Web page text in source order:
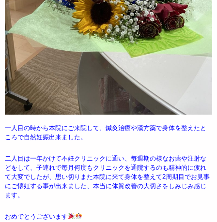
一人目の時から本院にご来院して、鍼灸治療や漢方薬で身体を整えたと
ころで自然妊娠出来ました。
二人目は一年かけて不妊クリニックに通い、毎週期の様なお薬や注射な
どをして、子連れで毎月何度もクリニックを通院するのも精神的に疲れ
て大変でしたが、思い切りまた本院に来て身体を整えて2周期目でお見事
にご懐妊する事が出来ました、本当に体質改善の大切さをしみじみ感じ
ます。
おめでとうございます